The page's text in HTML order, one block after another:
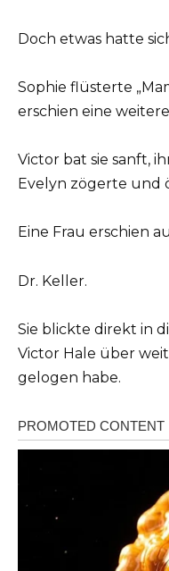
Doch etwas hatte
Sophie flüsterte
erschien eine
Victor bat sie sanft,
Evelyn zögerte und
Eine Frau erschien
Dr. Keller.
Sie blickte direkt in
Victor Hale über
gelogen habe.